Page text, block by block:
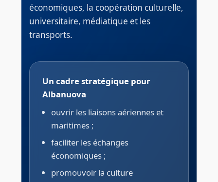
économiques, la coopération culturelle,
universitaire, médiatique et les
transports.
Un cadre stratégique pour
Albanuova
ouvrir les liaisons aériennes et
maritimes ;
faciliter les échanges
économiques ;
promouvoir la culture